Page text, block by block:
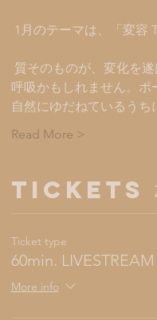
質そのものが、変化を
呼吸かもしれません。ポ
自然にゆだねているうち
Read More >
Tickets 枚
Ticket type
60min. LIVESTREAM
More info